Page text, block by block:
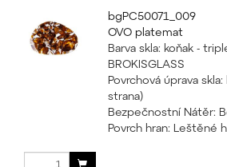
bgPC50071_009
OVO platemat
Barva skla: koňak -
BROKISGLASS
Povrchová úprava
strana)
Bezpečnostní Nátěr:
Povrch hran: Leštěné